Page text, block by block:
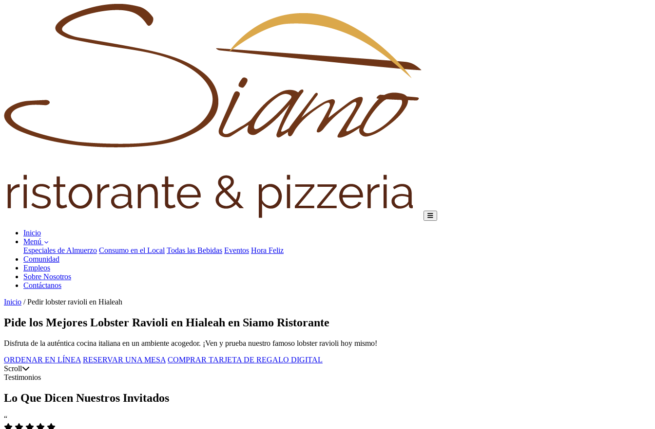
Inicio
Menú
Especiales de Almuerzo Consumo en el Local Todas las Bebidas Eventos Hora Feliz
Comunidad
Empleos
Sobre Nosotros
Contáctanos
Inicio / Pedir lobster ravioli en Hialeah
Pide los Mejores Lobster Ravioli en Hialeah en Siamo Ristorante
Disfruta de la auténtica cocina italiana en un ambiente acogedor. ¡Ven y prueba nuestro famoso lobster ravioli hoy mismo!
ORDENAR EN LÍNEA RESERVAR UNA MESA COMPRAR TARJETA DE REGALO DIGITAL
Scroll
Testimonios
Lo Que Dicen Nuestros Invitados
“